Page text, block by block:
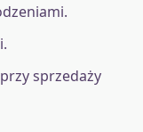
sprzedaży